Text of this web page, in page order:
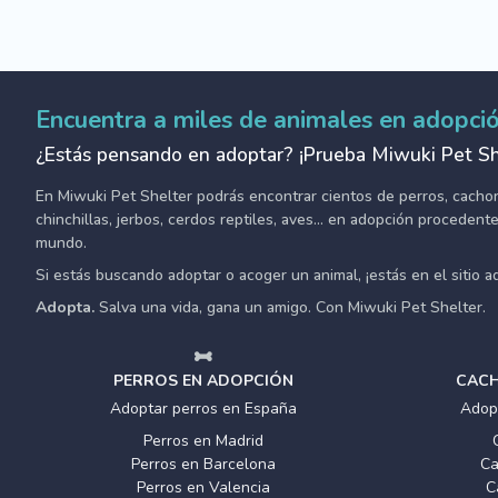
Encuentra a miles de animales en
¿Estás pensando en adoptar? ¡Prueba Miwuki Pet
En Miwuki Pet Shelter podrás encontrar cientos de perros,
chinchillas, jerbos, cerdos reptiles, aves... en adopción
mundo.
Si estás buscando adoptar o acoger un animal, ¡estás en el sitio
Adopta. Salva una vida, gana un amigo. Con Miwuki Pet Shelter.
PERROS EN ADOPCIÓN
Adoptar perros en España
Perros en Madrid
Perros en Barcelona
Perros en Valencia